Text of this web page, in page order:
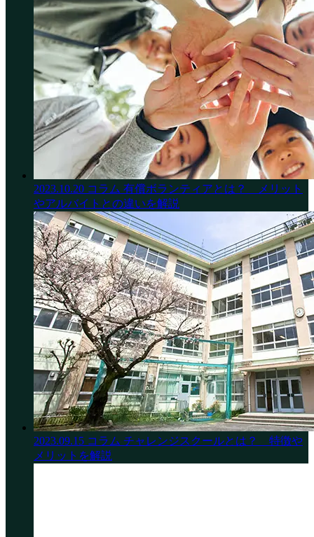
2023.10.20 コラム 有償ボランティアとは？ メリット
やアルバイトとの違いを解説
2023.09.15 コラム チャレンジスクールとは？ 特徴や
メリットを解説